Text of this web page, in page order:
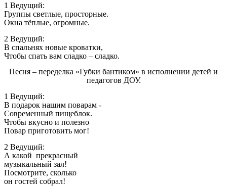
1 Ведущий:
Группы светлые, просторные.
Окна тёплые, огромные.
2 Ведущий:
В спальнях новые кроватки,
Чтобы спать вам сладко – сладко.
Песня – переделка «Губки бантиком» в исполнении детей и
педагогов ДОУ.
1 Ведущий:
В подарок нашим поварам -
Современный пищеблок.
Чтобы вкусно и полезно
Повар приготовить мог!
2 Ведущий:
А какой прекрасный
музыкальный зал!
Посмотрите, сколько
он гостей собрал!